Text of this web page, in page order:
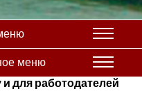
меню
для работодателей